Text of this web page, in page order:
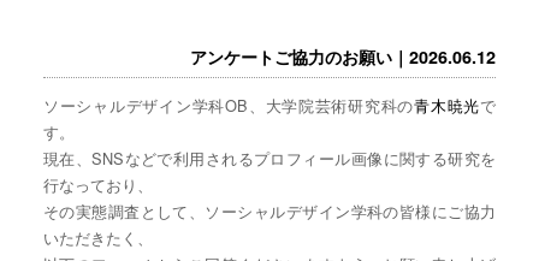
アンケートご協力のお願い｜2026.06.12
ソーシャルデザイン学科OB、大学院芸術研究科の青木暁光で
す。
現在、SNSなどで利用されるプロフィール画像に関する研究を
行なっており、
その実態調査として、ソーシャルデザイン学科の皆様にご協力
いただきたく、